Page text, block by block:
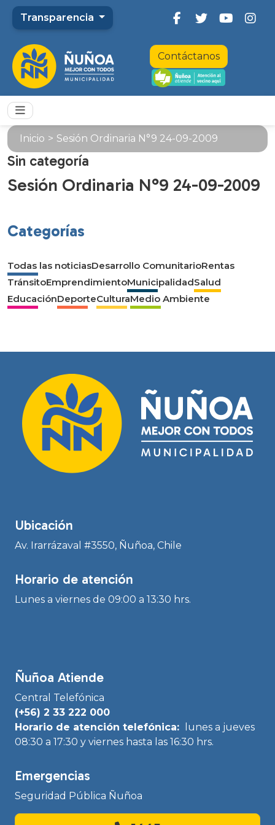
Transparencia
Contáctanos
Inicio > Sesión Ordinaria N°9 24-09-2009
Sin categoría
Sesión Ordinaria N°9 24-09-2009
Categorías
Todas las noticiasDesarrollo ComunitarioRentas
TránsitoEmprendimientoMunicipalidadSalud
EducaciónDeporteCulturaMedio Ambiente
Ubicación
Av. Irarrázaval #3550, Ñuñoa, Chile
Horario de atención
Lunes a viernes de 09:00 a 13:30 hrs.
Ñuñoa Atiende
Central Telefónica
(+56) 2 33 222 000
Horario de atención telefónica:
lunes a jueves
08:30 a 17:30 y viernes hasta las 16:30 hrs.
Emergencias
Seguridad Pública Ñuñoa